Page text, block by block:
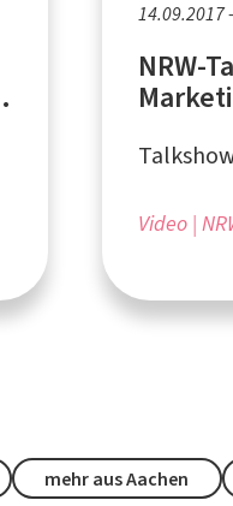
14.09.2017
NRW-
Video
mehr aus Aachen